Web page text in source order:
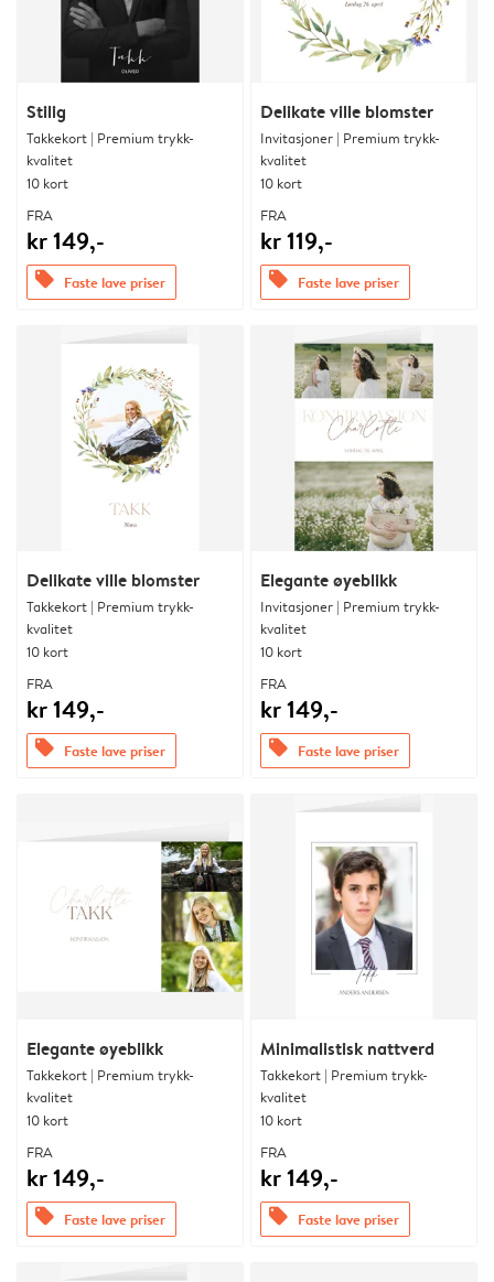
Stilig
Takkekort | Premium trykk-
kvalitet
10 kort
FRA
kr 149,-
offers Faste lave priser
Delikate ville blomster
Invitasjoner | Premium trykk-
kvalitet
10 kort
FRA
kr 119,-
offers Faste lave priser
Delikate ville blomster
Takkekort | Premium trykk-
kvalitet
10 kort
FRA
kr 149,-
offers Faste lave priser
Elegante øyeblikk
Invitasjoner | Premium trykk-
kvalitet
10 kort
FRA
kr 149,-
offers Faste lave priser
Elegante øyeblikk
Takkekort | Premium trykk-
kvalitet
10 kort
FRA
kr 149,-
offers Faste lave priser
Minimalistisk nattverd
Takkekort | Premium trykk-
kvalitet
10 kort
FRA
kr 149,-
offers Faste lave priser